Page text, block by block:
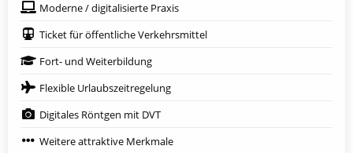
Moderne / digitalisierte Praxis
Ticket für öffentliche Verkehrsmittel
Fort- und Weiterbildung
Flexible Urlaubszeitregelung
Digitales Röntgen mit DVT
Weitere attraktive Merkmale